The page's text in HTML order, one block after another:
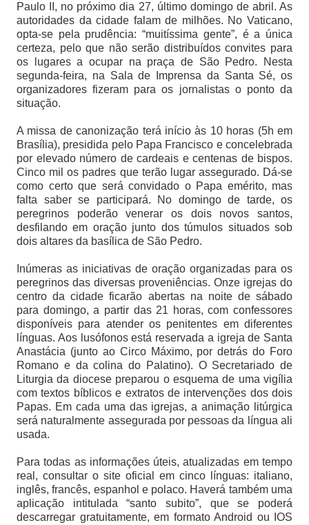
Paulo II, no próximo dia 27, último domingo de abril. As
autoridades da cidade falam de milhões. No Vaticano,
opta-se pela prudência: “muitíssima gente”, é a única
certeza, pelo que não serão distribuídos convites para
os lugares a ocupar na praça de São Pedro. Nesta
segunda-feira, na Sala de Imprensa da Santa Sé, os
organizadores fizeram para os jornalistas o ponto da
situação.
A missa de canonização terá início às 10 horas (5h em
Brasília), presidida pelo Papa Francisco e concelebrada
por elevado número de cardeais e centenas de bispos.
Cinco mil os padres que terão lugar assegurado. Dá-se
como certo que será convidado o Papa emérito, mas
falta saber se participará. No domingo de tarde, os
peregrinos poderão venerar os dois novos santos,
desfilando em oração junto dos túmulos situados sob
dois altares da basílica de São Pedro.
Inúmeras as iniciativas de oração organizadas para os
peregrinos das diversas proveniências. Onze igrejas do
centro da cidade ficarão abertas na noite de sábado
para domingo, a partir das 21 horas, com confessores
disponíveis para atender os penitentes em diferentes
línguas. Aos lusófonos está reservada a igreja de Santa
Anastácia (junto ao Circo Máximo, por detrás do Foro
Romano e da colina do Palatino). O Secretariado de
Liturgia da diocese preparou o esquema de uma vigília
com textos bíblicos e extratos de intervenções dos dois
Papas. Em cada uma das igrejas, a animação litúrgica
será naturalmente assegurada por pessoas da língua ali
usada.
Para todas as informações úteis, atualizadas em tempo
real, consultar o site oficial em cinco línguas: italiano,
inglês, francês, espanhol e polaco. Haverá também uma
aplicação intitulada “santo subito”, que se poderá
descarregar gratuitamente, em formato Android ou IOS